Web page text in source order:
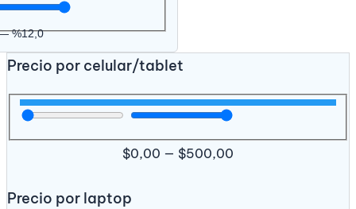
%12,0
Precio por celular/tablet
$0,00 — $500,00
Precio por laptop